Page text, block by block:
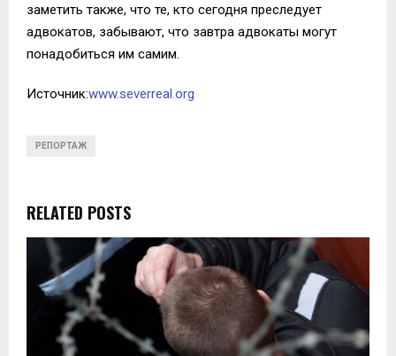
заметить также, что те, кто сегодня преследует
адвокатов, забывают, что завтра адвокаты могут
понадобиться им самим.
Источник:www.severreal.org
РЕПОРТАЖ
RELATED POSTS